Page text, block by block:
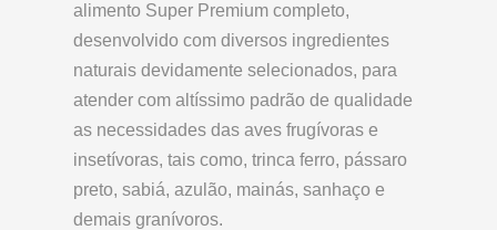
alimento Super Premium completo,
desenvolvido com diversos ingredientes
naturais devidamente selecionados, para
atender com altíssimo padrão de qualidade
as necessidades das aves frugívoras e
insetívoras, tais como, trinca ferro, pássaro
preto, sabiá, azulão, mainás, sanhaço e
demais granívoros.